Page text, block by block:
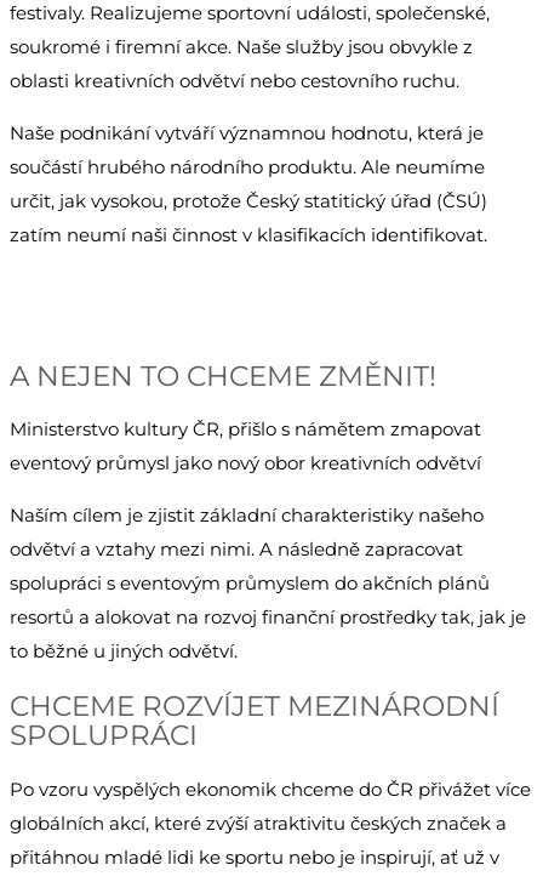
festivaly. Realizujeme sportovní události, společenské,
soukromé i firemní akce. Naše služby jsou obvykle z
oblasti kreativních odvětví nebo cestovního ruchu.
Naše podnikání vytváří významnou hodnotu, která je
součástí hrubého národního produktu. Ale neumíme
určit, jak vysokou, protože Český statitický úřad (ČSÚ)
zatím neumí naši činnost v klasifikacích identifikovat.
A NEJEN TO CHCEME ZMĚNIT!
Ministerstvo kultury ČR, přišlo s námětem zmapovat
eventový průmysl jako nový obor kreativních odvětví
Naším cílem je zjistit základní charakteristiky našeho
odvětví a vztahy mezi nimi. A následně zapracovat
spolupráci s eventovým průmyslem do akčních plánů
resortů a alokovat na rozvoj finanční prostředky tak, jak je
to běžné u jiných odvětví.
CHCEME ROZVÍJET MEZINÁRODNÍ
SPOLUPRÁCI
Po vzoru vyspělých ekonomik chceme do ČR přivážet více
globálních akcí, které zvýší atraktivitu českých značek a
přitáhnou mladé lidi ke sportu nebo je inspirují, ať už v